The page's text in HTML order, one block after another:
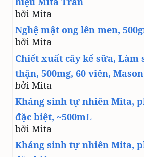
bởi Mita
Nghệ mật ong lên men,
bởi Mita
Chiết xuất cây kế sữa, Làm
thận, 500mg, 60 viên,
bởi Mita
Kháng sinh tự nhiên Mita,
đặc biệt, ~500mL
bởi Mita
Kháng sinh tự nhiên Mita,